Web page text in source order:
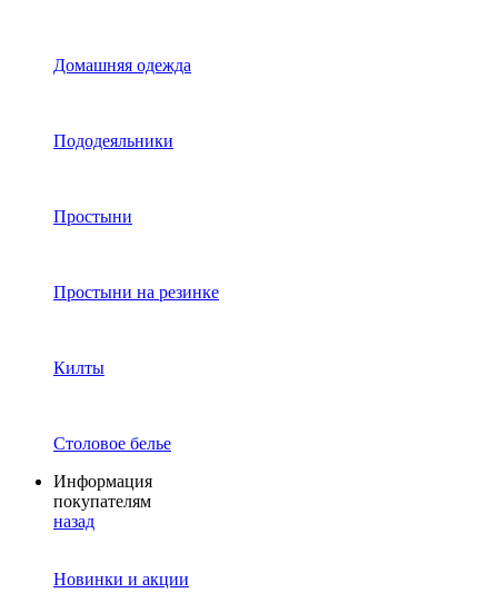
Домашняя одежда
Пододеяльники
Простыни
Простыни на резинке
Килты
Столовое белье
Информация
покупателям
назад
Новинки и акции